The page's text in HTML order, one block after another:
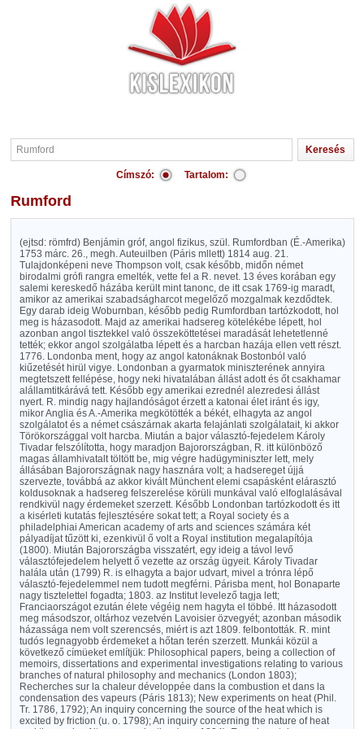
Címszó: Tartalom:
Rumford
(ejtsd: römfrd) Benjámin gróf, angol fizikus, szül. Rumfordban (É.-Amerika)
1753 márc. 26., megh. Auteuilben (Páris mllett) 1814 aug. 21.
Tulajdonképeni neve Thompson volt, csak később, midőn német
birodalmi grófi rangra emelték, vette fel a R. nevet. 13 éves korában egy
salemi kereskedő házába került mint tanonc, de itt csak 1769-ig maradt,
amikor az amerikai szabadságharcot megelőző mozgalmak kezdődtek.
Egy darab ideig Woburnban, később pedig Rumfordban tartózkodott, hol
meg is házasodott. Majd az amerikai hadsereg kötelékébe lépett, hol
azonban angol tisztekkel való összeköttetései maradását lehetetlenné
tették; ekkor angol szolgálatba lépett és a harcban hazája ellen vett részt.
1776. Londonba ment, hogy az angol katonáknak Bostonból való
kiűzetését hirül vigye. Londonban a gyarmatok miniszterének annyira
megtetszett fellépése, hogy neki hivatalában állást adott és őt csakhamar
alállamtitkárává tett. Később egy amerikai ezrednél alezredesi állást
nyert. R. mindig nagy hajlandóságot érzett a katonai élet iránt és igy,
mikor Anglia és A.-Amerika megkötötték a békét, elhagyta az angol
szolgálatot és a német császárnak akarta felajánlati szolgálatait, ki akkor
Törökországgal volt harcba. Miután a bajor választó-fejedelem Károly
Tivadar felszólította, hogy maradjon Bajorországban, R. itt különböző
magas államhivatalt töltött be, mig végre hadügyminiszter lett, mely
állásában Bajorországnak nagy hasznára volt; a hadsereget újjá
szervezte, továbbá az akkor kivált Münchent elemi csapásként elárasztó
koldusoknak a hadsereg felszerelése körüli munkával való elfoglalásával
rendkivül nagy érdemeket szerzett. Később Londonban tartózkodott és itt
a kisérleti kutatás fejlesztésére sokat tett; a Royal society és a
philadelphiai American academy of arts and sciences számára két
pályadíjat tűzött ki, ezenkivül ő volt a Royal institution megalapítója
(1800). Miután Bajorországba visszatért, egy ideig a távol levő
választófejedelem helyett ő vezette az ország ügyeit. Károly Tivadar
halála után (1799) R. is elhagyta a bajor udvart, mivel a trónra lépő
választó-fejedelemmel nem tudott megférni. Párisba ment, hol Bonaparte
nagy tisztelettel fogadta; 1803. az Institut levelező tagja lett;
Franciaországot ezután élete végéig nem hagyta el többé. Itt házasodott
meg másodszor, oltárhoz vezetvén Lavoisier özvegyét; azonban második
házassága nem volt szerencsés, miért is azt 1809. felbontották. R. mint
tudós legnagyobb érdemeket a hőtan terén szerzett. Munkái közül a
következő címüeket említjük: Philosophical papers, being a collection of
memoirs, dissertations and experimental investigations relating to various
branches of natural philosophy and mechanics (London 1803);
Recherches sur la chaleur développée dans la combustion et dans la
condensation des vapeurs (Páris 1813); New experiments on heat (Phil.
Tr. 1786, 1792); An inquiry concerning the source of the heat which is
excited by friction (u. o. 1798); An inquiry concerning the nature of heat